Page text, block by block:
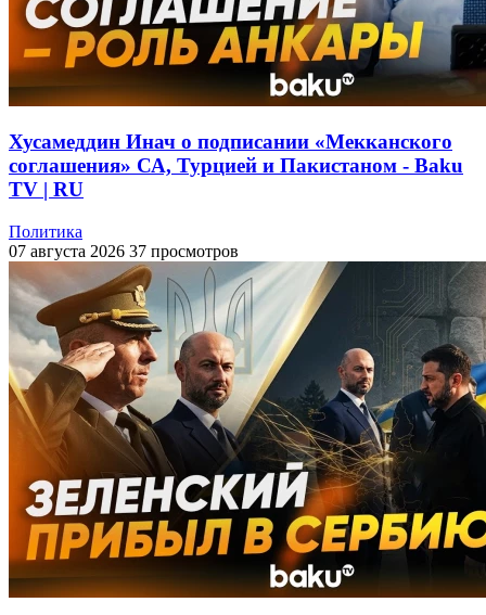
Хусамеддин Инач о подписании «Мекканского
соглашения» СА, Турцией и Пакистаном - Baku
TV | RU
Политика
07 августа 2026 37 просмотров